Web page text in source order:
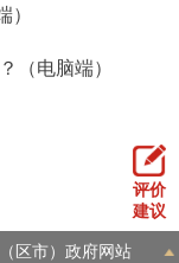
）
（电脑端）
评价
建议
区市）政府网站